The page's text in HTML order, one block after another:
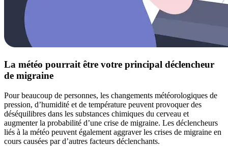
La météo pourrait être votre principal déclencheur
de migraine
Pour beaucoup de personnes, les changements météorologiques de
pression, d’humidité et de température peuvent provoquer des
déséquilibres dans les substances chimiques du cerveau et
augmenter la probabilité d’une crise de migraine. Les déclencheurs
liés à la météo peuvent également aggraver les crises de migraine en
cours causées par d’autres facteurs déclenchants.